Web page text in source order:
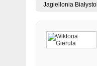
Jagiellonia